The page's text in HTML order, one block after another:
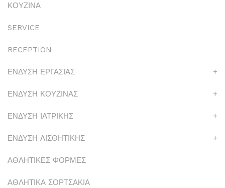
ΚΟΥΖΙΝΑ
SERVICE
RECEPTION
ΕΝΔΥΣΗ ΕΡΓΑΣΙΑΣ +
ΕΝΔΥΣΗ ΚΟΥΖΙΝΑΣ +
ΕΝΔΥΣΗ ΙΑΤΡΙΚΗΣ +
ΕΝΔΥΣΗ ΑΙΣΘΗΤΙΚΗΣ +
ΑΘΛΗΤΙΚΕΣ ΦΟΡΜΕΣ
ΑΘΛΗΤΙΚΑ ΣΟΡΤΣΑΚΙΑ